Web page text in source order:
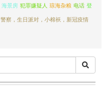
海景房 犯罪嫌疑人 琼海杂粮 电话 登
警察，生日派对，小棉袄，新冠疫情